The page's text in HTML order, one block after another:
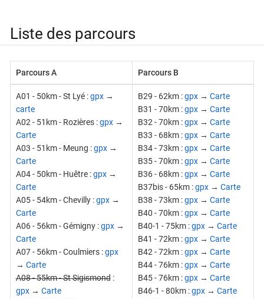
Liste des parcours
Parcours A Parcours B
A01 - 50km - St Lyé :gpx→
carte
A02 - 51km - Rozières :gpx→
Carte
A03 - 51km - Meung :gpx→
Carte
A04 - 50km - Huêtre :gpx→
Carte
A05 - 54km - Chevilly :gpx→
Carte
A06 - 56km - Gémigny :gpx→
Carte
A07 - 56km - Coulmiers :gpx
→ Carte
A08 - 55km - St Sigismond:
gpx→ Carte
B29 - 62km :gpx→ Carte
B31 - 70km :gpx→ Carte
B32 - 70km :gpx→ Carte
B33 - 68km :gpx→ Carte
B34 - 73km :gpx→ Carte
B35 - 70km :gpx→ Carte
B36 - 68km :gpx→ Carte
B37bis - 65km :gpx→ Carte
B38 - 73km :gpx→ Carte
B40 - 70km :gpx→ Carte
B40-1 - 75km :gpx→ Carte
B41 - 72km :gpx→ Carte
B42 - 72km :gpx→ Carte
B44 - 76km :gpx→ Carte
B45 - 76km :gpx→ Carte
B46-1 - 80km :gpx→ Carte